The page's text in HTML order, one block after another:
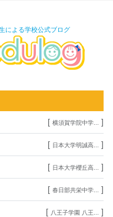
による学校公式ブログ
[ 横須賀学院中学... ]
[ 日本大学明誠高... ]
[ 日本大学櫻丘高... ]
[ 春日部共栄中学... ]
[ 八王子学園 八王... ]